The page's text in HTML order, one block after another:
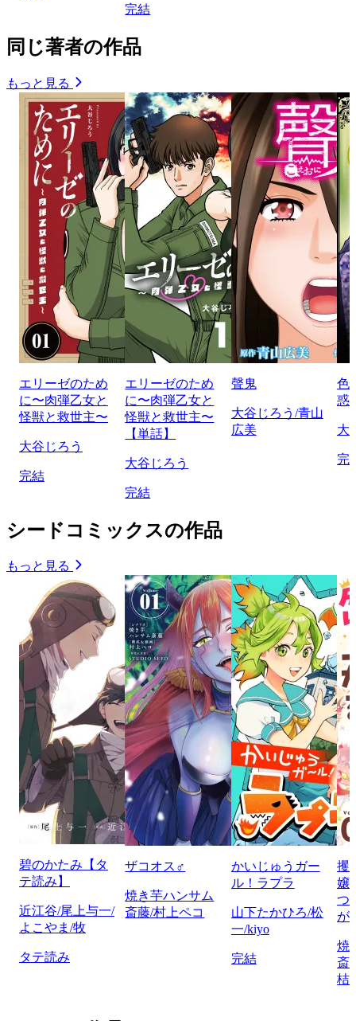
完結
同じ著者の作品
もっと見る
エリーゼのため
に〜肉弾乙女と
怪獣と救世主〜
大谷じろう
完結
エリーゼのため
に〜肉弾乙女と
怪獣と救世主〜
【単話】
大谷じろう
完結
聲鬼
大谷じろう/青山
広美
色
惑
大
完
シードコミックスの作品
もっと見る
碧のかたみ【タ
テ読み】
近江谷/尾上与一/
よこやま/牧
タテ読み
ザコオス♂
焼き芋ハンサム
斎藤/村上ペコ
かいじゅうガー
ル！ラプラ
山下たかひろ/松
一/kiyo
完結
攫
嬢
つ
が
焼
斎
桔